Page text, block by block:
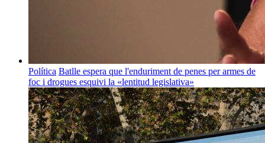
Política Batlle espera que l'enduriment de penes per armes de
foc i drogues esquivi la «lentitud legislativa»